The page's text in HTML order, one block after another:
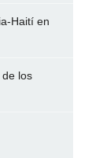
Haití en
los